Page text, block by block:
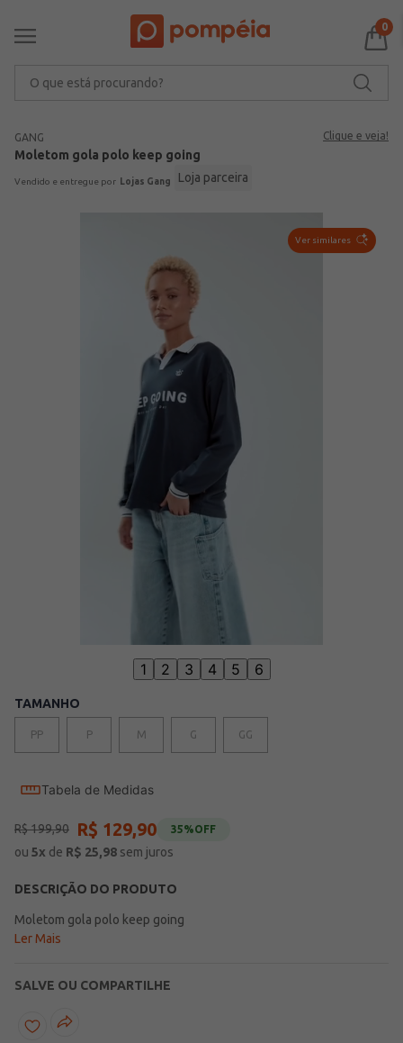
0
GANG Clique e veja!
Moletom gola polo keep going
Lojas Gang Loja parceira
Ver similares
1 2 3 4 5 6
TAMANHO
PP P M G GG
Tabela de Medidas
R$199,90 R$ 129,90 35%OFF
ou 5x de R$ 25,98 sem juros
DESCRIÇÃO DO PRODUTO
Moletom gola polo keep going
Ler Mais
SALVE OU COMPARTILHE